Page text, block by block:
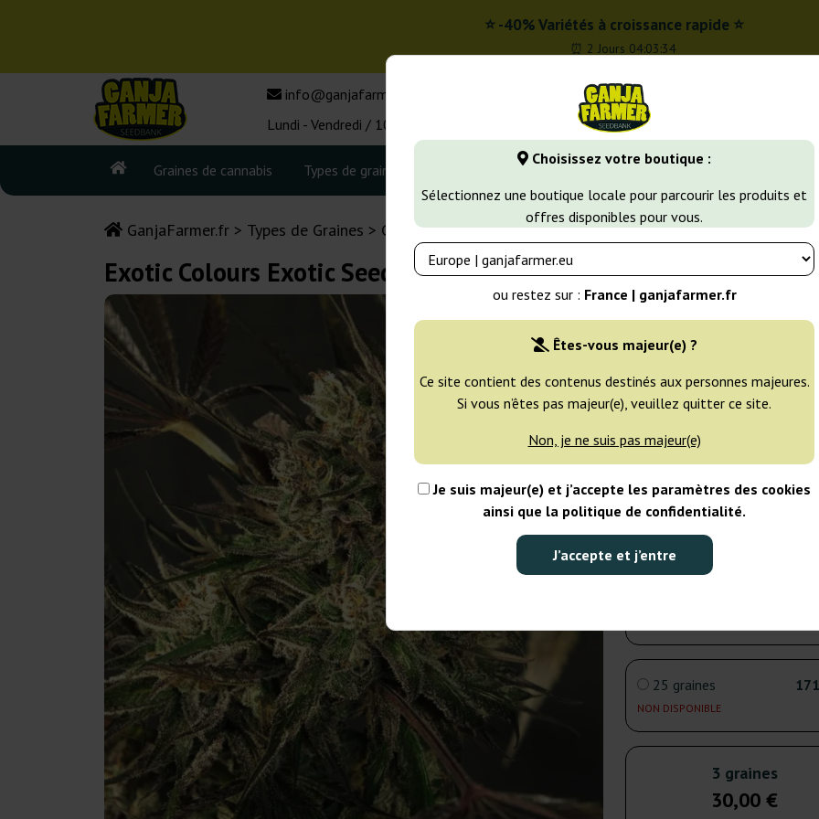
Choisissez votre boutique :
Sélectionnez une boutique locale pour parcourir les produits et
offres disponibles pour vous.
ou restez sur : France | ganjafarmer.fr
Êtes-vous majeur(e) ?
Ce site contient des contenus destinés aux personnes majeures.
Si vous n’êtes pas majeur(e), veuillez quitter ce site.
Non, je ne suis pas majeur(e)
Je suis majeur(e) et j’accepte les paramètres des cookies
ainsi que la politique de confidentialité.
J’accepte et j’entre
⭐ -40% Variétés à croissance rapide ⭐
⏰ 2 Jours 04:03:33
info@ganjafarmer.fr
Lundi - Vendredi / 10:00 - 16:00
Graines de cannabis Types de graines Banques de graines Variétés de cannabis
GanjaFarmer.fr Types de Graines Graines de Cannabis Féminisées Exotic Colours
Exotic Colours Exotic Seed
Éleveur:
Exotic Seed
Emballage d'origine:
EXPÉD. 3-7 JOURS
5 graines
NON DISPONIBLE
25 graines
NON DISPONIBLE
3 graines
30,00 €